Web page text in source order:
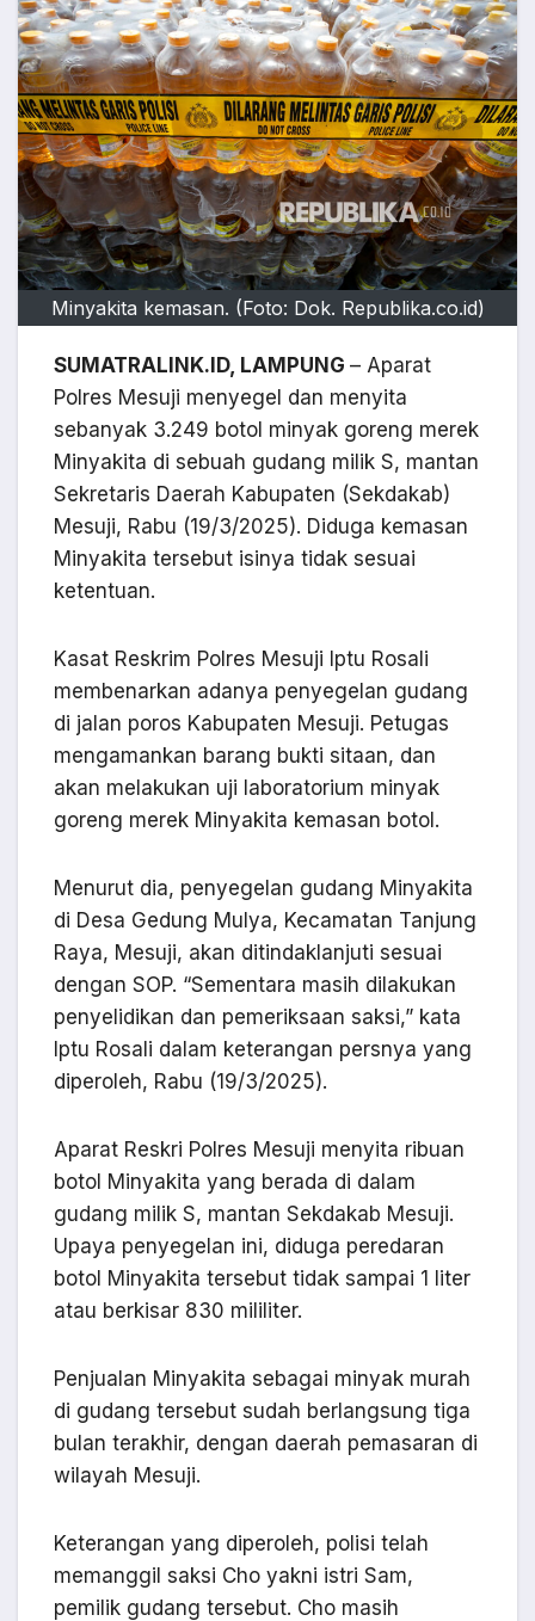
Minyakita kemasan. (Foto: Dok. Republika.co.id)
SUMATRALINK.ID, LAMPUNG – Aparat
Polres Mesuji menyegel dan menyita
sebanyak 3.249 botol minyak goreng merek
Minyakita di sebuah gudang milik S, mantan
Sekretaris Daerah Kabupaten (Sekdakab)
Mesuji, Rabu (19/3/2025). Diduga kemasan
Minyakita tersebut isinya tidak sesuai
ketentuan.
Kasat Reskrim Polres Mesuji Iptu Rosali
membenarkan adanya penyegelan gudang
di jalan poros Kabupaten Mesuji. Petugas
mengamankan barang bukti sitaan, dan
akan melakukan uji laboratorium minyak
goreng merek Minyakita kemasan botol.
Menurut dia, penyegelan gudang Minyakita
di Desa Gedung Mulya, Kecamatan Tanjung
Raya, Mesuji, akan ditindaklanjuti sesuai
dengan SOP. “Sementara masih dilakukan
penyelidikan dan pemeriksaan saksi,” kata
Iptu Rosali dalam keterangan persnya yang
diperoleh, Rabu (19/3/2025).
Aparat Reskri Polres Mesuji menyita ribuan
botol Minyakita yang berada di dalam
gudang milik S, mantan Sekdakab Mesuji.
Upaya penyegelan ini, diduga peredaran
botol Minyakita tersebut tidak sampai 1 liter
atau berkisar 830 mililiter.
Penjualan Minyakita sebagai minyak murah
di gudang tersebut sudah berlangsung tiga
bulan terakhir, dengan daerah pemasaran di
wilayah Mesuji.
Keterangan yang diperoleh, polisi telah
memanggil saksi Cho yakni istri Sam,
pemilik gudang tersebut. Cho masih